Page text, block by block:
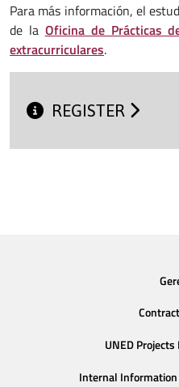
Para más información, el
de la Oficina de Prácticas
extracurriculares.
REGISTER
UNED
Internal